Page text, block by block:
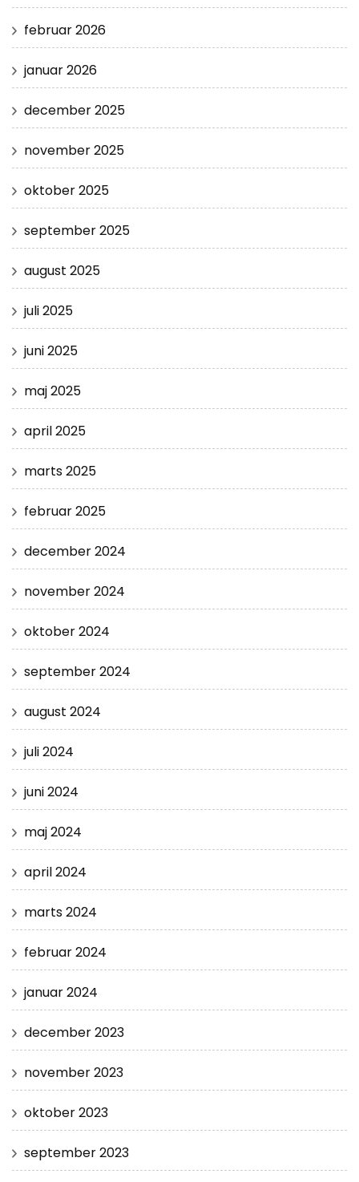
februar 2026
januar 2026
december 2025
november 2025
oktober 2025
september 2025
august 2025
juli 2025
juni 2025
maj 2025
april 2025
marts 2025
februar 2025
december 2024
november 2024
oktober 2024
september 2024
august 2024
juli 2024
juni 2024
maj 2024
april 2024
marts 2024
februar 2024
januar 2024
december 2023
november 2023
oktober 2023
september 2023